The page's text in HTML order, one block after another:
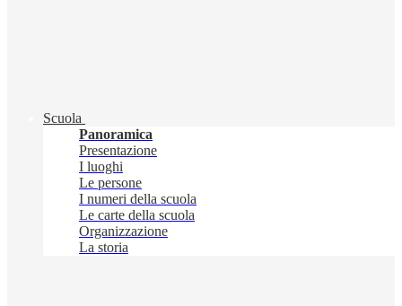
Scuola
Panoramica
Presentazione
I luoghi
Le persone
I numeri della scuola
Le carte della scuola
Organizzazione
La storia